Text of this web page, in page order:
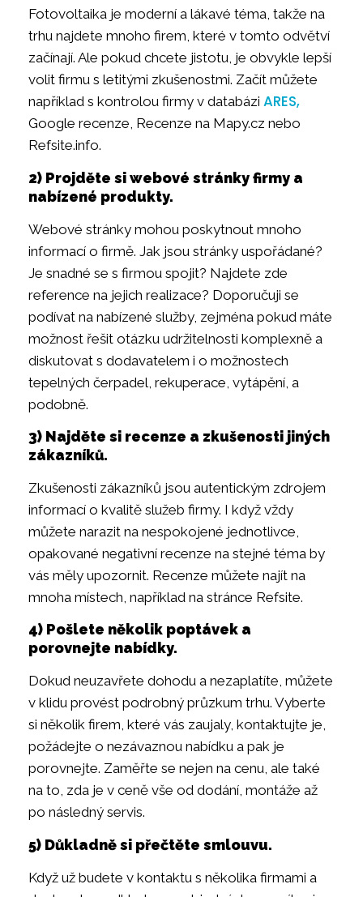
Fotovoltaika je moderní a lákavé téma, takže na
trhu najdete mnoho firem, které v tomto odvětví
začínají. Ale pokud chcete jistotu, je obvykle lepší
volit firmu s letitými zkušenostmi. Začít můžete
například s kontrolou firmy v databázi ARES,
Google recenze, Recenze na Mapy.cz nebo
Refsite.info.
2) Projděte si webové stránky firmy a
nabízené produkty.
Webové stránky mohou poskytnout mnoho
informací o firmě. Jak jsou stránky uspořádané?
Je snadné se s firmou spojit? Najdete zde
reference na jejich realizace? Doporučuji se
podívat na nabízené služby, zejména pokud máte
možnost řešit otázku udržitelnosti komplexně a
diskutovat s dodavatelem i o možnostech
tepelných čerpadel, rekuperace, vytápění, a
podobně.
3) Najděte si recenze a zkušenosti jiných
zákazníků.
Zkušenosti zákazníků jsou autentickým zdrojem
informací o kvalitě služeb firmy. I když vždy
můžete narazit na nespokojené jednotlivce,
opakované negativní recenze na stejné téma by
vás měly upozornit. Recenze můžete najít na
mnoha místech, například na stránce Refsite.
4) Pošlete několik poptávek a
porovnejte nabídky.
Dokud neuzavřete dohodu a nezaplatíte, můžete
v klidu provést podrobný průzkum trhu. Vyberte
si několik firem, které vás zaujaly, kontaktujte je,
požádejte o nezávaznou nabídku a pak je
porovnejte. Zaměřte se nejen na cenu, ale také
na to, zda je v ceně vše od dodání, montáže až
po následný servis.
5) Důkladně si přečtěte smlouvu.
Když už budete v kontaktu s několika firmami a